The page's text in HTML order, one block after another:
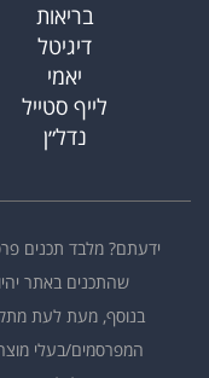
בריאות
דיגיטל
יאמי
לייף סטייל
נדל״ן
ידעתם? מלבד תכנים
שהתכנים באתר
בנוסף, מעת לעת
המפרסמים/בעלי